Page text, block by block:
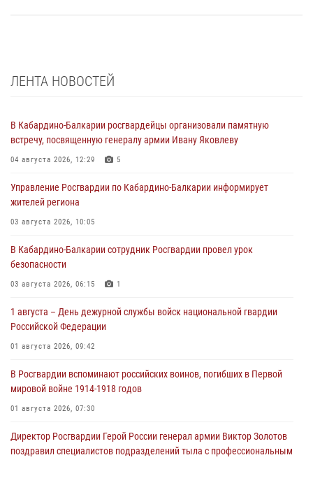
ЛЕНТА НОВОСТЕЙ
В Кабардино-Балкарии росгвардейцы организовали памятную
встречу, посвященную генералу армии Ивану Яковлеву
04 августа 2026, 12:29 5
Управление Росгвардии по Кабардино-Балкарии информирует
жителей региона
03 августа 2026, 10:05
В Кабардино‑Балкарии сотрудник Росгвардии провел урок
безопасности
03 августа 2026, 06:15 1
1 августа – День дежурной службы войск национальной гвардии
Российской Федерации
01 августа 2026, 09:42
В Росгвардии вспоминают российских воинов, погибших в Первой
мировой войне 1914-1918 годов
01 августа 2026, 07:30
Директор Росгвардии Герой России генерал армии Виктор Золотов
поздравил специалистов подразделений тыла с профессиональным